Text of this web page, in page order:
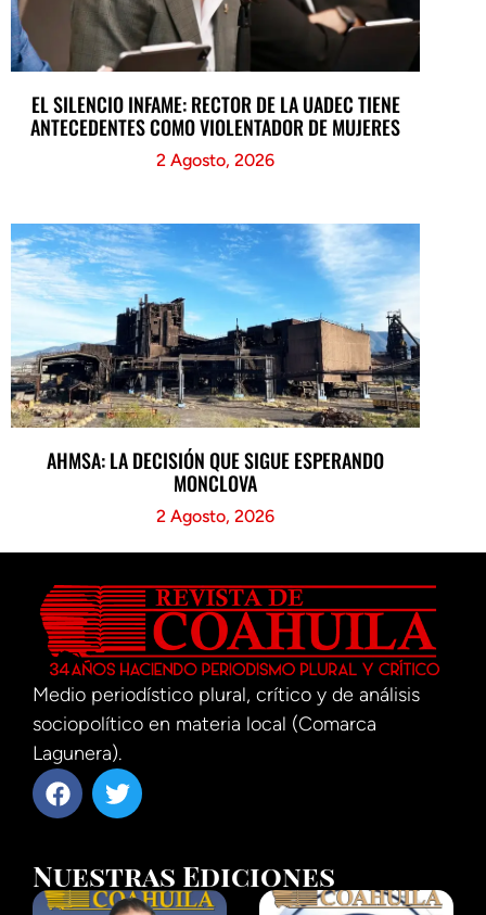
EL SILENCIO INFAME: RECTOR DE LA UADEC TIENE
ANTECEDENTES COMO VIOLENTADOR DE MUJERES
2 Agosto, 2026
AHMSA: LA DECISIÓN QUE SIGUE ESPERANDO
MONCLOVA
2 Agosto, 2026
Medio periodístico plural, crítico y de análisis
sociopolítico en materia local (Comarca
Lagunera).
Nuestras Ediciones